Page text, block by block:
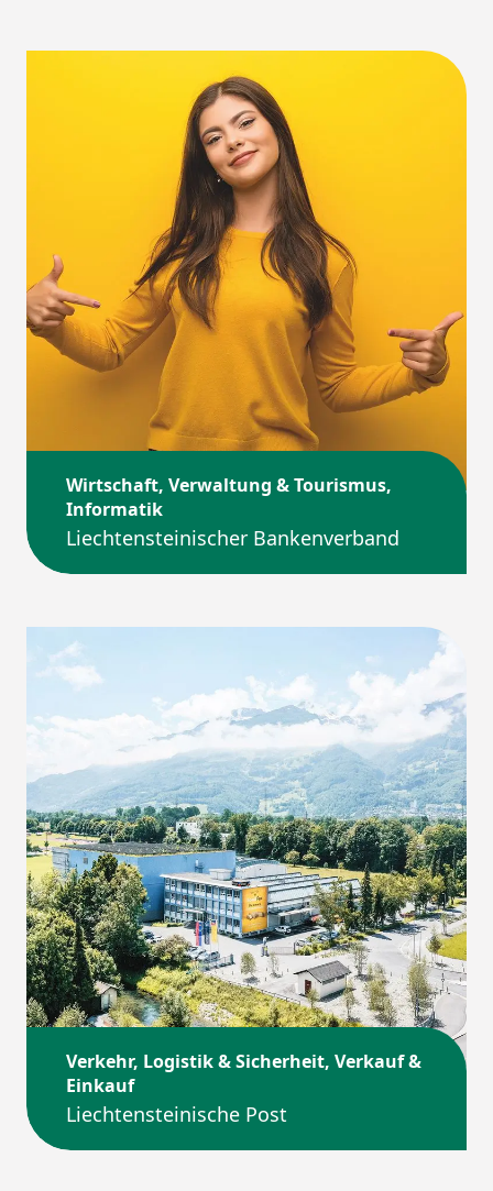
Wirtschaft, Verwaltung & Tourismus,
Informatik
Liechtensteinischer Bankenverband
Verkehr, Logistik & Sicherheit, Verkauf &
Einkauf
Liechtensteinische Post